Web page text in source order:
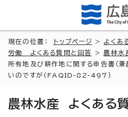
現在の位置： トップページ > よくあ
労働 よくある質問と回答
> 農林水
所有地及び耕作地に関する申告書（
いのですが(FAQID-82-497）
農林水産 よくある